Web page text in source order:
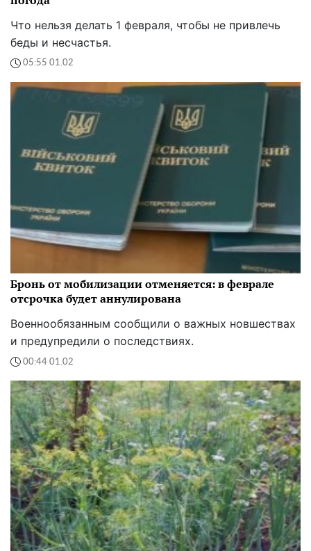
Что нельзя делать 1 февраля, чтобы не привлечь
беды и несчастья.
05:55 01.02
Бронь от мобилизации отменяется: в феврале
отсрочка будет аннулирована
Военнообязанным сообщили о важных новшествах
и предупредили о последствиях.
00:44 01.02